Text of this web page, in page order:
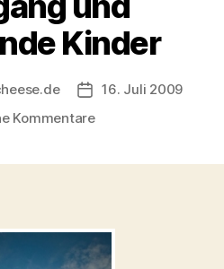
Kinder
Beitragsdatum
16. Juli 2009
Kommentarezu